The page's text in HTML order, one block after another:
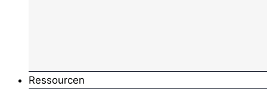
Ressourcen